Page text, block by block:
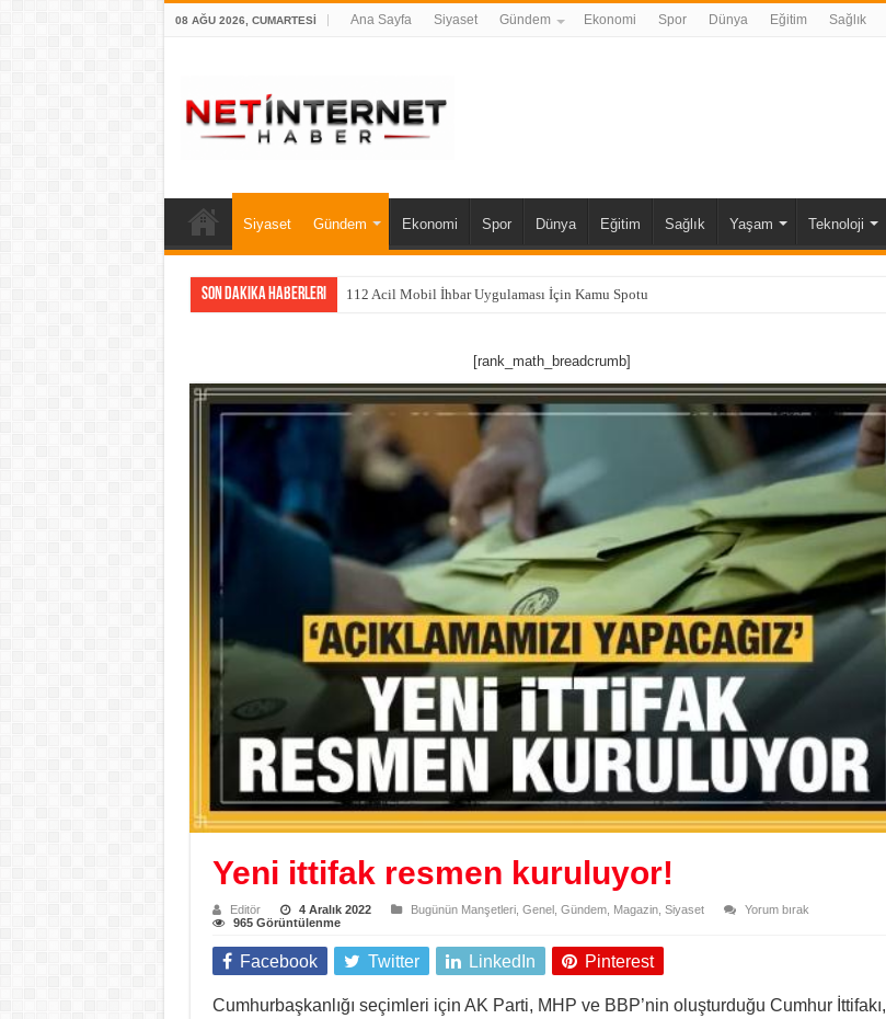
08 AĞU 2026, CUMARTESI Ana Sayfa Siyaset Gündem Ekonomi Spor Dünya Eğitim Sağlık
Siyaset Gündem Ekonomi Spor Dünya Eğitim Sağlık Yaşam Teknoloji
Son Dakika Haberleri 112 Acil Mobil İhbar Uygulaması İçin Kamu Spotu
[rank_math_breadcrumb]
Yeni ittifak resmen kuruluyor!
Editör 4 Aralık 2022 Bugünün Manşetleri, Genel, Gündem, Magazin, Siyaset
Yorum bırak
965 Görüntülenme
Facebook Twitter LinkedIn Pinterest
Cumhurbaşkanlığı seçimleri için AK Parti, MHP ve BBP’nin oluşturduğu Cumhur İttifakı,